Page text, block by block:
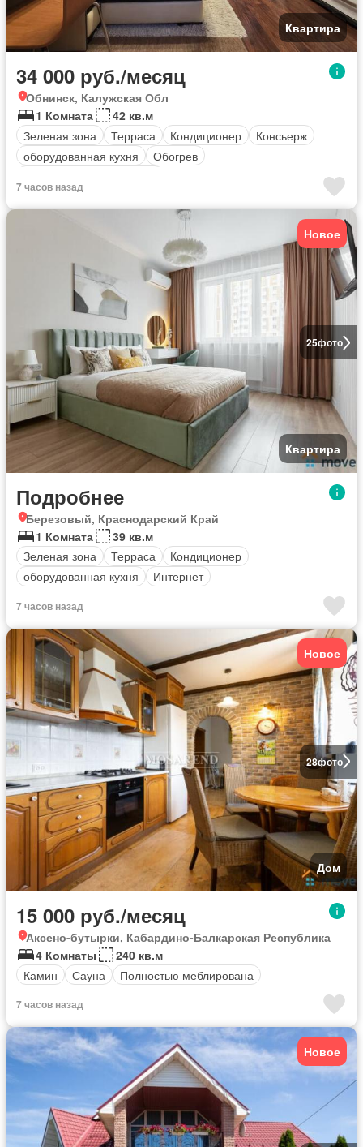
Квартира
34 000 руб./месяц
Обнинск, Калужская Обл
1 Комната
42 кв.м
Зеленая зона
Терраса Кондиционер
Консьерж
оборудованная кухня
Обогрев
7 часов назад
25фото
Новое
Квартира
Подробнее
Березовый, Краснодарский Край
1 Комната
39 кв.м
Зеленая зона
Терраса
Кондиционер
оборудованная кухня
Интернет
7 часов назад
28фото
Новое
Дом
15 000 руб./месяц
Аксено-бутырки, Кабардино-Балкарская Республика
4 Комнаты
240 кв.м
Камин
Сауна Полностью меблирована
7 часов назад
Новое